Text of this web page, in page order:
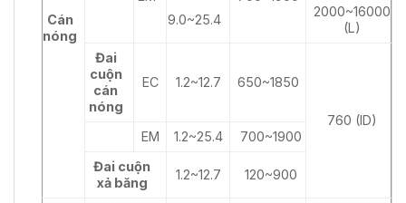
Cán
nóng
9.0~25.4
2000~16000
(L)
Đai
cuộn
cán
nóng
EC 1.2~12.7 650~1850
760 (ID)
EM
1.2~25.4
700~1900
Đai cuộn
xả băng
1.2~12.7 120~900